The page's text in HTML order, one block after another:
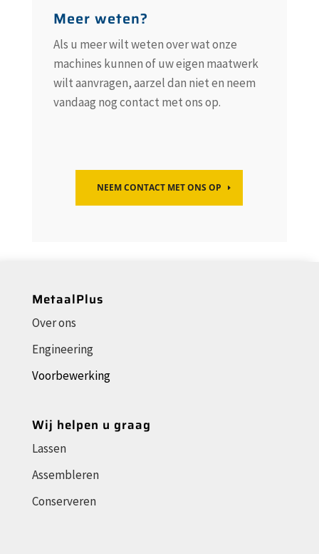
Meer weten?
Als u meer wilt weten over wat onze
machines kunnen of uw eigen maatwerk
wilt aanvragen, aarzel dan niet en neem
vandaag nog contact met ons op.
NEEM CONTACT MET ONS OP
MetaalPlus
Over ons
Engineering
Voorbewerking
Wij helpen u graag
Lassen
Assembleren
Conserveren